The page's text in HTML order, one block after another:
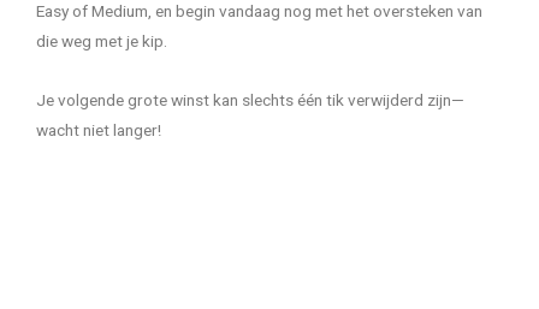
Easy of Medium, en begin vandaag nog met het oversteken van
die weg met je kip.
Je volgende grote winst kan slechts één tik verwijderd zijn—
wacht niet langer!